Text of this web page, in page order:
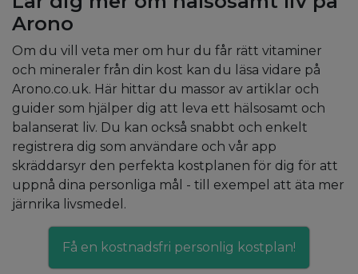
Arono
Om du vill veta mer om hur du får rätt vitaminer
och mineraler från din kost kan du läsa vidare på
Arono.co.uk. Här hittar du massor av artiklar och
guider som hjälper dig att leva ett hälsosamt och
balanserat liv. Du kan också snabbt och enkelt
registrera dig som användare och vår app
skräddarsyr den perfekta kostplanen för dig för att
uppnå dina personliga mål - till exempel att äta mer
järnrika livsmedel.
Få en kostnadsfri personlig kostplan!